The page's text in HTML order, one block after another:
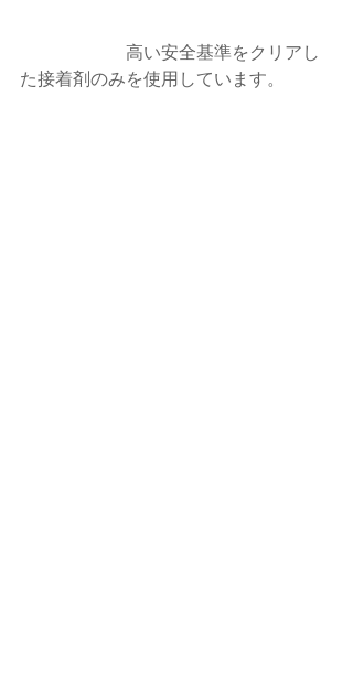
高い安全基準をクリアし
た接着剤のみを使用しています。